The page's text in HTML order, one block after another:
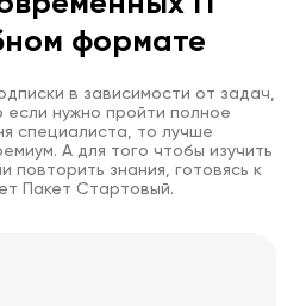
формате
в зависимости от задач,
нужно пройти полное
специалиста, то лучше
А для того чтобы изучить
повторить знания, готовясь к
Пакет Стартовый.